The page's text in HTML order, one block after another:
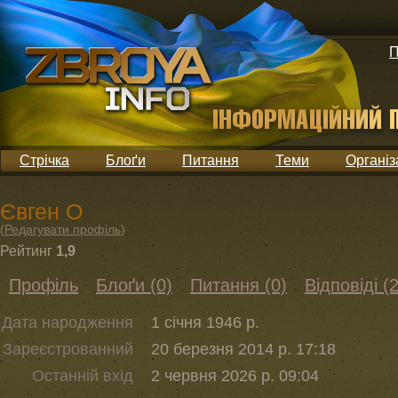
Стрічка Блоґи Питання Теми
Євген О
(Редагувати профіль)
Рейтинг 1,9
Профіль Блоґи (0) Питання (0) Відповіді
Дата народження
1 січня 1946 р.
Зареєстрованний
20 березня 2014 р. 17:18
Останній вхід
2 червня 2026 р. 09:04